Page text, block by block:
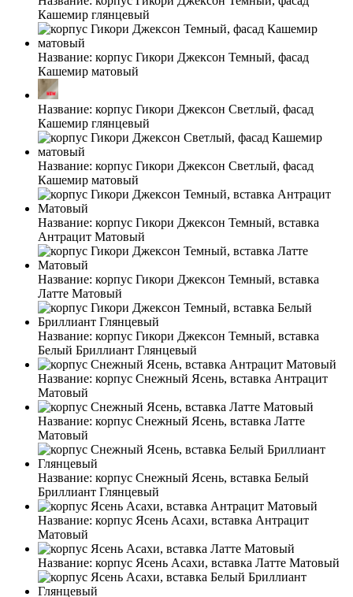
Кашемир глянцевый
Название: корпус Гикори Джексон Темный, фасад
Кашемир матовый
Название: корпус Гикори Джексон Светлый, фасад
Кашемир глянцевый
Название: корпус Гикори Джексон Светлый, фасад
Кашемир матовый
Название: корпус Гикори Джексон Темный, вставка
Антрацит Матовый
Название: корпус Гикори Джексон Темный, вставка
Латте Матовый
Название: корпус Гикори Джексон Темный, вставка
Белый Бриллиант Глянцевый
Название: корпус Снежный Ясень, вставка Антрацит
Матовый
Название: корпус Снежный Ясень, вставка Латте
Матовый
Название: корпус Снежный Ясень, вставка Белый
Бриллиант Глянцевый
Название: корпус Ясень Асахи, вставка Антрацит
Матовый
Название: корпус Ясень Асахи, вставка Латте Матовый